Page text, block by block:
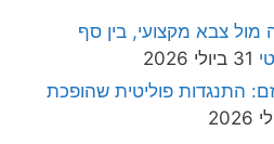
מול צבא מקצועי, בין סף
31 ביולי 2026
התנגדות פוליטית שהופכת